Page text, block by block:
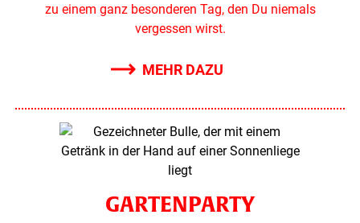
zu einem ganz besonderen Tag, den Du niemals
vergessen wirst.
MEHR DAZU
GARTENPARTY